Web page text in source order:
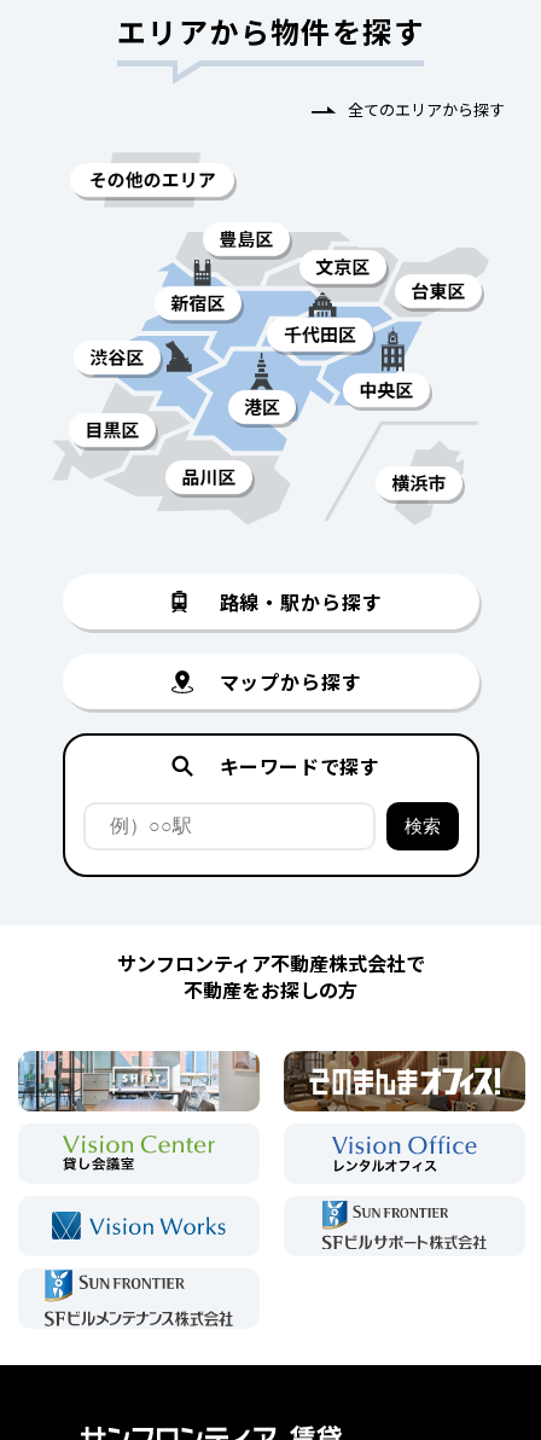
エリアから物件を探す
全てのエリアから探す
路線・駅から探す
マップから探す
キーワードで探す
サンフロンティア不動産株式会社で
不動産をお探しの方